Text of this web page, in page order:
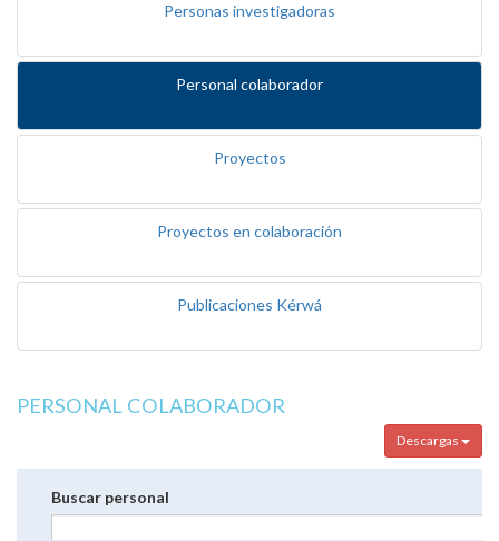
Personas investigadoras
Personal colaborador
Proyectos
Proyectos en colaboración
Publicaciones Kérwá
PERSONAL COLABORADOR
Descargas
Buscar personal